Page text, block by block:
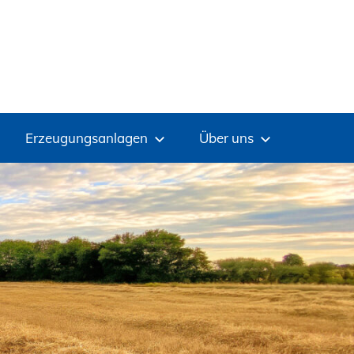
Erzeugungsanlagen Über uns